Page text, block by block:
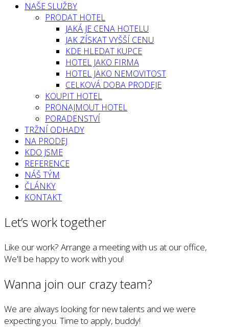
NAŠE SLUŽBY
PRODAT HOTEL
JAKÁ JE CENA HOTELU
JAK ZÍSKAT VYŠŠÍ CENU
KDE HLEDAT KUPCE
HOTEL JAKO FIRMA
HOTEL JAKO NEMOVITOST
CELKOVÁ DOBA PRODEJE
KOUPIT HOTEL
PRONAJMOUT HOTEL
PORADENSTVÍ
TRŽNÍ ODHADY
NA PRODEJ
KDO JSME
REFERENCE
NÁŠ TÝM
ČLÁNKY
KONTAKT
Let’s work together
Like our work? Arrange a meeting with us at our office,
We'll be happy to work with you!
Wanna join our crazy team?
We are always looking for new talents and we were
expecting you. Time to apply, buddy!